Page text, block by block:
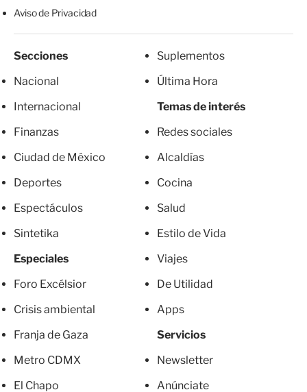
Aviso de Privacidad
Secciones
Nacional
Internacional
Finanzas
Ciudad de México
Deportes
Espectáculos
Sintetika
Especiales
Foro Excélsior
Crisis ambiental
Franja de Gaza
Metro CDMX
El Chapo
Suplementos
Última Hora
Temas de interés
Redes sociales
Alcaldías
Cocina
Salud
Estilo de Vida
Viajes
De Utilidad
Apps
Servicios
Newsletter
Anúnciate